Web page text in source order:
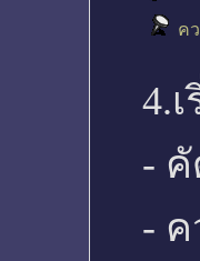
ค
4.
-
-